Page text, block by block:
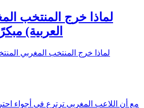
لماذا خرج المنتخب
العربية)
مع أن اللاعب المغربي ترترع في أجواء